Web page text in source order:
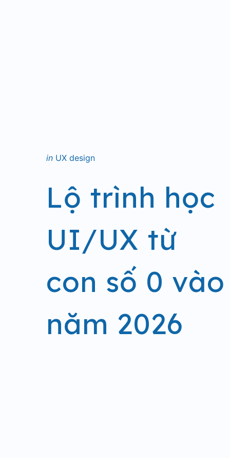
Categories
Posted
in UX design
Lộ trình học
UI/UX từ
con số 0 vào
năm 2026